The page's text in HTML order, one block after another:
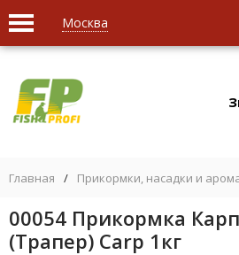
Москва
Главная / Прикормки, насадки и
00054 Прикормка Карп
(Трапер) Carp 1кг